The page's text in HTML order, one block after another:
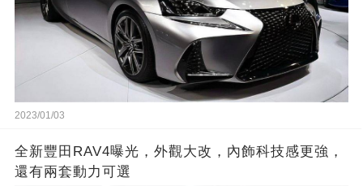
2023/01/03
全新豐田RAV4曝光，外觀大改，內飾科技感更強，
還有兩套動力可選